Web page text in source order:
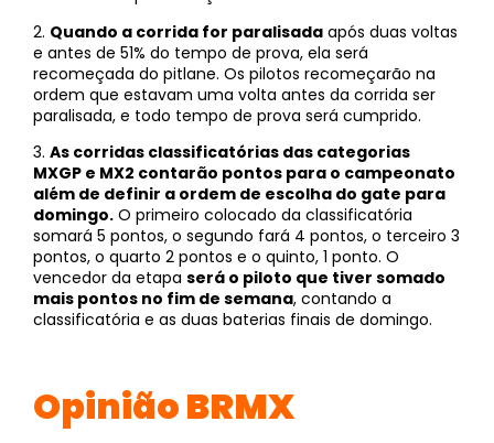
2. Quando a corrida for paralisada após duas voltas
e antes de 51% do tempo de prova, ela será
recomeçada do pitlane. Os pilotos recomeçarão na
ordem que estavam uma volta antes da corrida ser
paralisada, e todo tempo de prova será cumprido.
3. As corridas classificatórias das categorias
MXGP e MX2 contarão pontos para o campeonato
além de definir a ordem de escolha do gate para
domingo. O primeiro colocado da classificatória
somará 5 pontos, o segundo fará 4 pontos, o terceiro 3
pontos, o quarto 2 pontos e o quinto, 1 ponto. O
vencedor da etapa será o piloto que tiver somado
mais pontos no fim de semana, contando a
classificatória e as duas baterias finais de domingo.
Opinião BRMX